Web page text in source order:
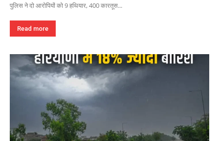
पुलिस ने दो आरोपियों को 9 हथियार, 400 कारतूस...
Read more